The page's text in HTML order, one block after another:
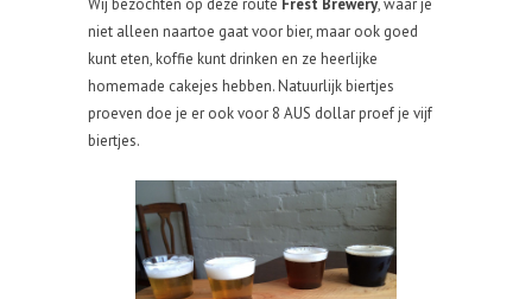
niet alleen naartoe gaat voor bier, maar ook goed
kunt eten, koffie kunt drinken en ze heerlijke
homemade cakejes hebben. Natuurlijk biertjes
proeven doe je er ook voor 8 AUS dollar proef je vijf
biertjes.